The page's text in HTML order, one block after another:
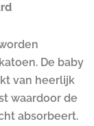
De baby
van heerlijk
waardoor de
absorbeert.